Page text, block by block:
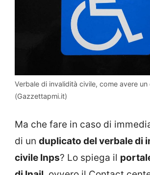
Verbale di invalidità civile, come avere
(Gazzettapmi.it)
Ma che fare in caso di
di un duplicato del verbale di
civile Inps? Lo spiega il